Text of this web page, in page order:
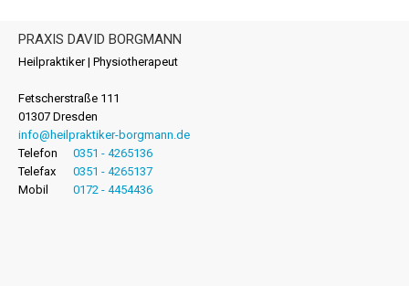
PRAXIS DAVID BORGMANN
Heilpraktiker | Physiotherapeut
Fetscherstraße 111
01307 Dresden
info@heilpraktiker-borgmann.de
Telefon
0351 - 4265136
Telefax
0351 - 4265137
Mobil
0172 - 4454436